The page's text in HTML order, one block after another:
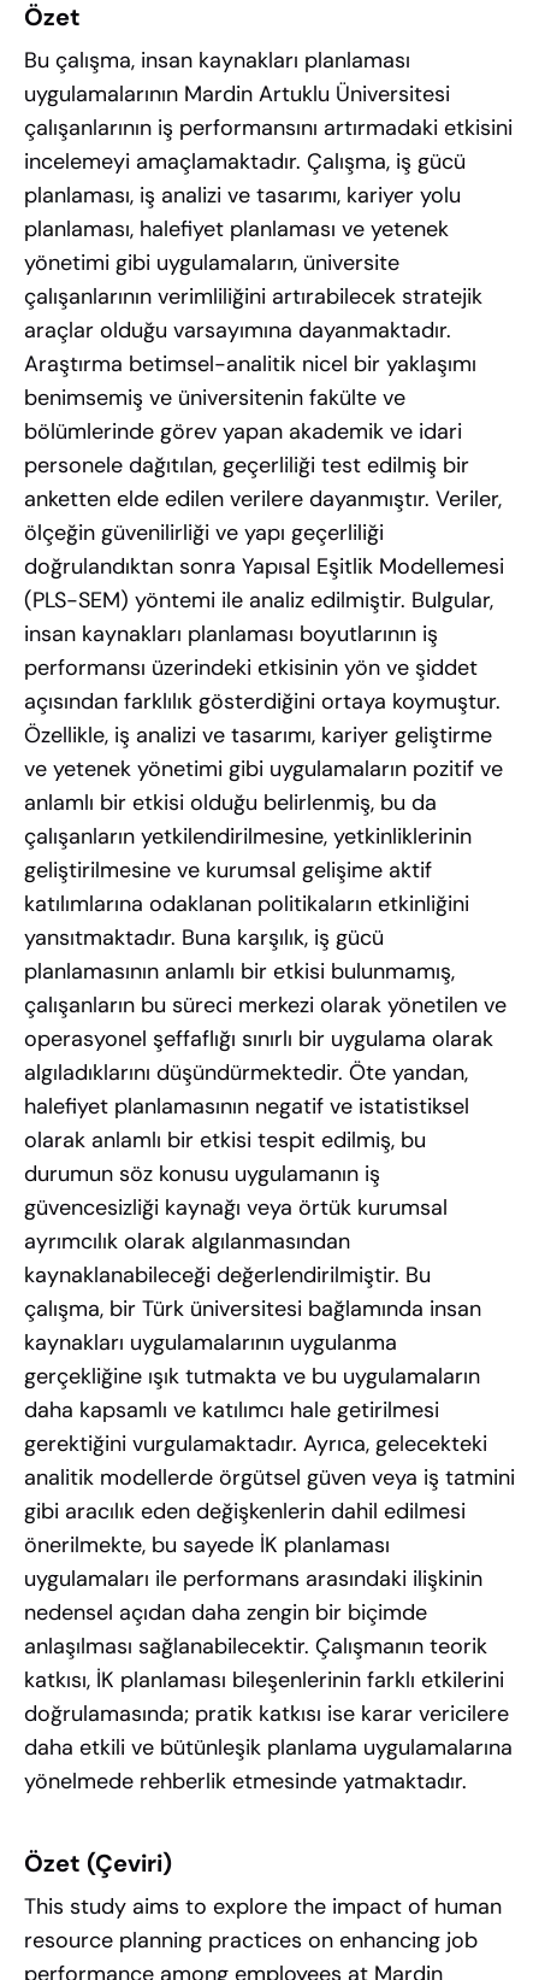
Özet
Bu çalışma, insan kaynakları planlaması
uygulamalarının Mardin Artuklu Üniversitesi
çalışanlarının iş performansını artırmadaki etkisini
incelemeyi amaçlamaktadır. Çalışma, iş gücü
planlaması, iş analizi ve tasarımı, kariyer yolu
planlaması, halefiyet planlaması ve yetenek
yönetimi gibi uygulamaların, üniversite
çalışanlarının verimliliğini artırabilecek stratejik
araçlar olduğu varsayımına dayanmaktadır.
Araştırma betimsel-analitik nicel bir yaklaşımı
benimsemiş ve üniversitenin fakülte ve
bölümlerinde görev yapan akademik ve idari
personele dağıtılan, geçerliliği test edilmiş bir
anketten elde edilen verilere dayanmıştır. Veriler,
ölçeğin güvenilirliği ve yapı geçerliliği
doğrulandıktan sonra Yapısal Eşitlik Modellemesi
(PLS-SEM) yöntemi ile analiz edilmiştir. Bulgular,
insan kaynakları planlaması boyutlarının iş
performansı üzerindeki etkisinin yön ve şiddet
açısından farklılık gösterdiğini ortaya koymuştur.
Özellikle, iş analizi ve tasarımı, kariyer geliştirme
ve yetenek yönetimi gibi uygulamaların pozitif ve
anlamlı bir etkisi olduğu belirlenmiş, bu da
çalışanların yetkilendirilmesine, yetkinliklerinin
geliştirilmesine ve kurumsal gelişime aktif
katılımlarına odaklanan politikaların etkinliğini
yansıtmaktadır. Buna karşılık, iş gücü
planlamasının anlamlı bir etkisi bulunmamış,
çalışanların bu süreci merkezi olarak yönetilen ve
operasyonel şeffaflığı sınırlı bir uygulama olarak
algıladıklarını düşündürmektedir. Öte yandan,
halefiyet planlamasının negatif ve istatistiksel
olarak anlamlı bir etkisi tespit edilmiş, bu
durumun söz konusu uygulamanın iş
güvencesizliği kaynağı veya örtük kurumsal
ayrımcılık olarak algılanmasından
kaynaklanabileceği değerlendirilmiştir. Bu
çalışma, bir Türk üniversitesi bağlamında insan
kaynakları uygulamalarının uygulanma
gerçekliğine ışık tutmakta ve bu uygulamaların
daha kapsamlı ve katılımcı hale getirilmesi
gerektiğini vurgulamaktadır. Ayrıca, gelecekteki
analitik modellerde örgütsel güven veya iş tatmini
gibi aracılık eden değişkenlerin dahil edilmesi
önerilmekte, bu sayede İK planlaması
uygulamaları ile performans arasındaki ilişkinin
nedensel açıdan daha zengin bir biçimde
anlaşılması sağlanabilecektir. Çalışmanın teorik
katkısı, İK planlaması bileşenlerinin farklı etkilerini
doğrulamasında; pratik katkısı ise karar vericilere
daha etkili ve bütünleşik planlama uygulamalarına
yönelmede rehberlik etmesinde yatmaktadır.
Özet (Çeviri)
This study aims to explore the impact of human
resource planning practices on enhancing job
performance among employees at Mardin